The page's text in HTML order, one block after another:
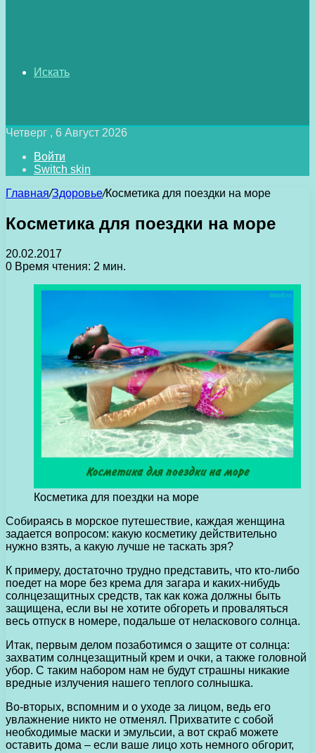
Искать
Четверг , 6 Август 2026
Войти
Switch skin
Главная/Здоровье/Косметика для поездки на море
Косметика для поездки на море
20.02.2017
0 Время чтения: 2 мин.
Косметика для поездки на море
Собираясь в морское путешествие, каждая женщина
задается вопросом: какую косметику действительно
нужно взять, а какую лучше не таскать зря?
К примеру, достаточно трудно представить, что кто-либо
поедет на море без крема для загара и каких-нибудь
солнцезащитных средств, так как кожа должны быть
защищена, если вы не хотите обгореть и проваляться
весь отпуск в номере, подальше от неласкового солнца.
Итак, первым делом позаботимся о защите от солнца:
захватим солнцезащитный крем и очки, а также головной
убор. С таким набором нам не будут страшны никакие
вредные излучения нашего теплого солнышка.
Во-вторых, вспомним и о уходе за лицом, ведь его
увлажнение никто не отменял. Прихватите с собой
необходимые маски и эмульсии, а вот скраб можете
оставить дома – если ваше лицо хоть немного обгорит,